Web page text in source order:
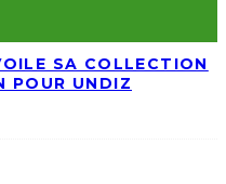
SA COLLECTION
POUR UNDIZ